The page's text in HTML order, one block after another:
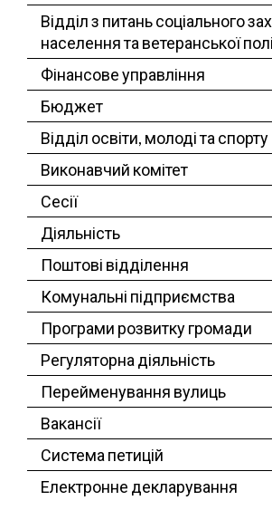
Відділ з питань соціального
населення та ветеранської
Фінансове управління
Бюджет
Відділ освіти, молоді та спорту
Виконавчий комітет
Сесії
Діяльність
Поштові відділення
Комунальні підприємства
Програми розвитку громади
Регуляторна діяльність
Перейменування вулиць
Вакансії
Система петицій
Електронне декларування